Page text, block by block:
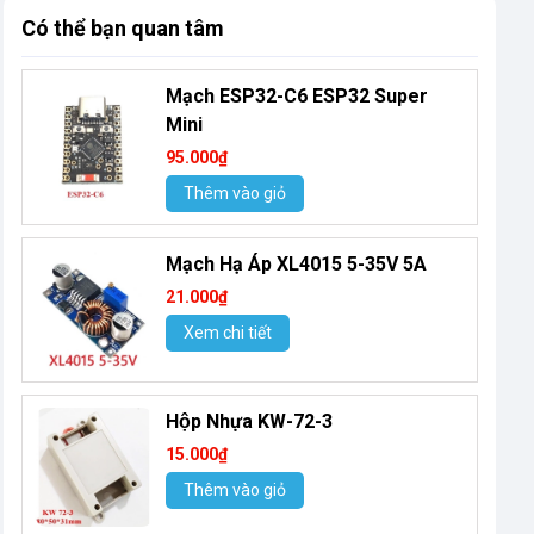
Có thể bạn quan tâm
Mạch ESP32-C6 ESP32 Super
Mini
95.000₫
Thêm vào giỏ
Mạch Hạ Áp XL4015 5-35V 5A
21.000₫
Xem chi tiết
Hộp Nhựa KW-72-3
15.000₫
Thêm vào giỏ